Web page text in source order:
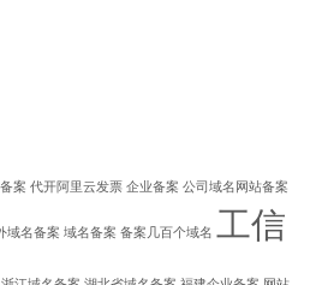
案 代开阿里云发票 企业备案 公司域名网站备案
域名备案 域名备案 备案几百个域名 工信